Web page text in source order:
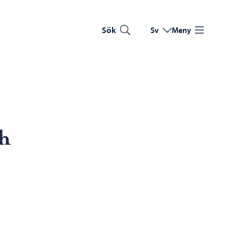
Sök Byt språk
Nuvarande språk:
Sv Meny